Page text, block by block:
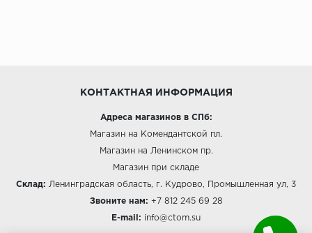
КОНТАКТНАЯ ИНФОРМАЦИЯ
Адреса магазинов в СПб:
Магазин на Комендантской пл.
Магазин на Ленинском пр.
Магазин при складе
Склад: Ленинградская область, г. Кудрово, Промышленная ул, 3
Звоните нам: +7 812 245 69 28
E-mail: info@ctom.su